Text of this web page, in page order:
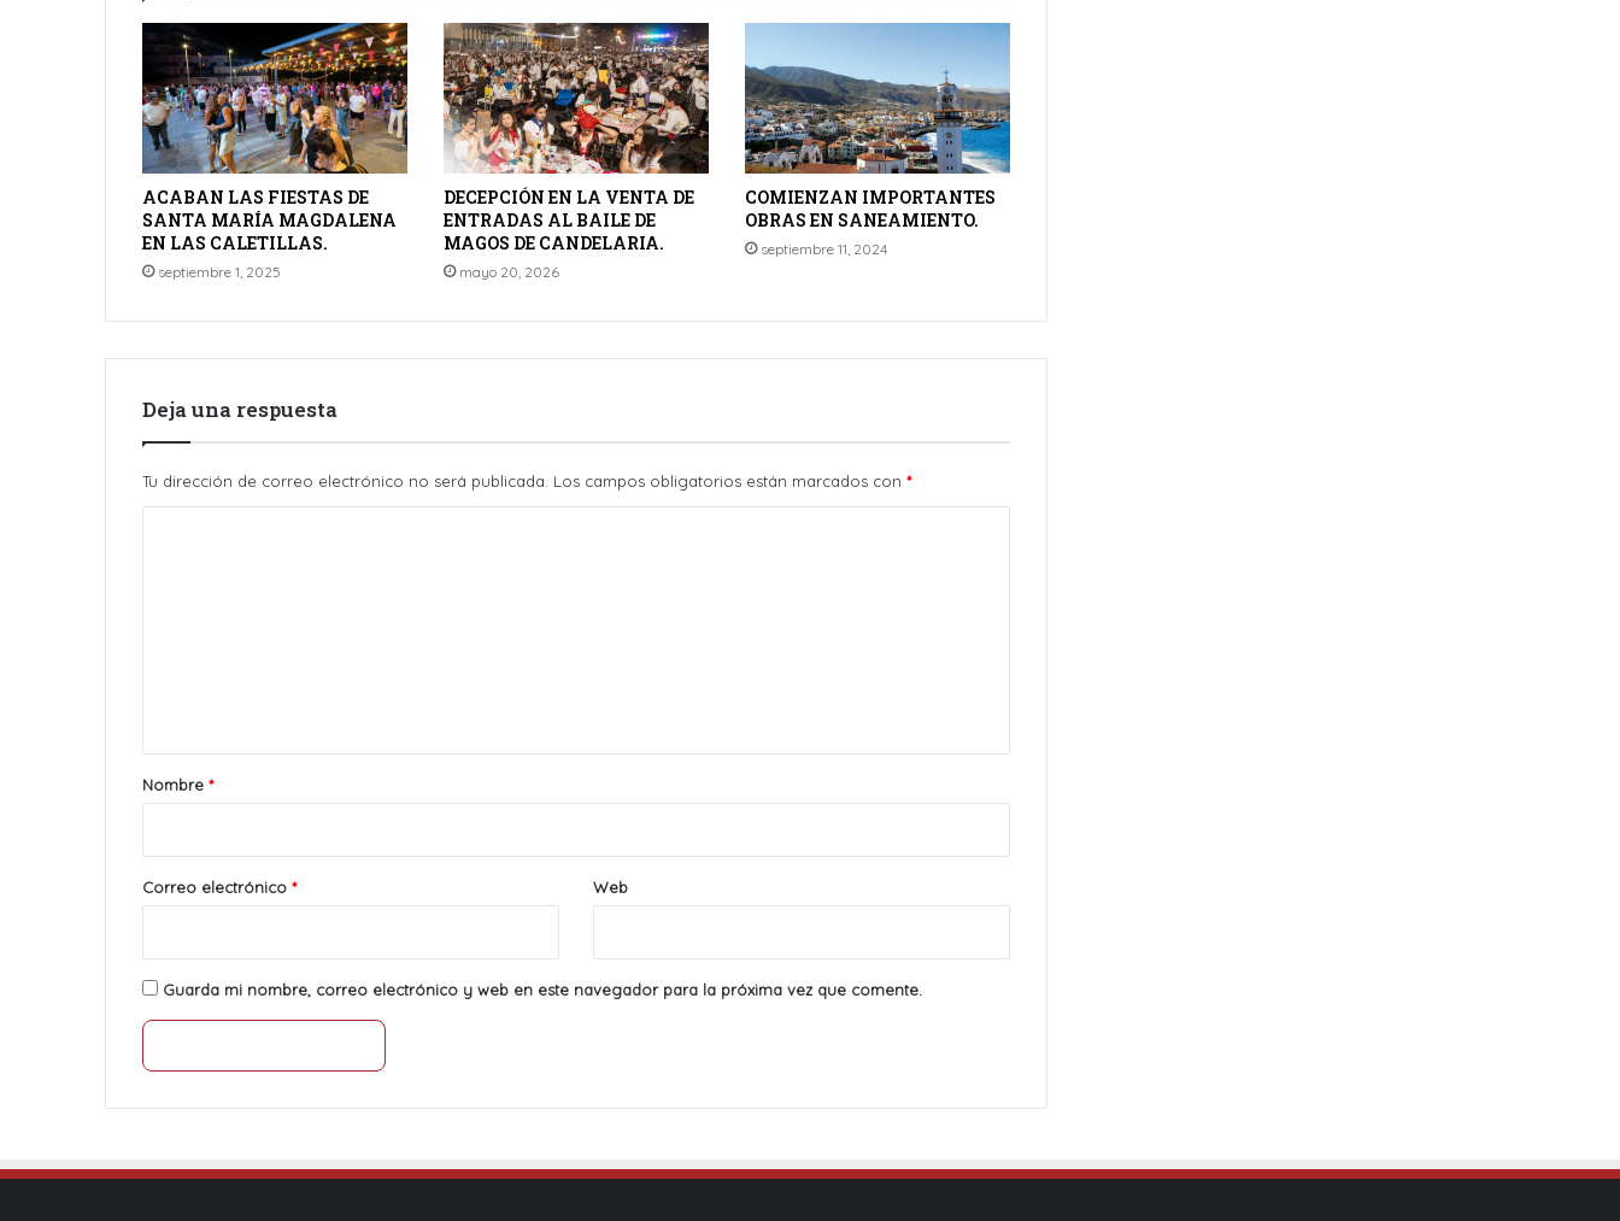
ACABAN LAS FIESTAS DE
SANTA MARÍA MAGDALENA
EN LAS CALETILLAS.
septiembre 1, 2025
DECEPCIÓN EN LA VENTA DE
ENTRADAS AL BAILE DE
MAGOS DE CANDELARIA.
mayo 20, 2026
COMIENZAN IMPORTANTES
OBRAS EN SANEAMIENTO.
septiembre 11, 2024
Deja una respuesta
Tu dirección de correo electrónico no será publicada. Los campos obligatorios están marcados con *
r
*
Nombre *
Correo electrónico * Web
Guarda mi nombre, correo electrónico y web en este navegador para la próxima vez que comente.